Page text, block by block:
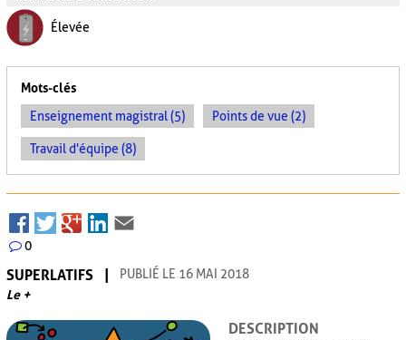
Élevée
Mots-clés
Enseignement magistral (5)
Points de vue (2)
Travail d'équipe (8)
0
SUPERLATIFS
PUBLIÉ LE 16 MAI 2018
Le +
DESCRIPTION